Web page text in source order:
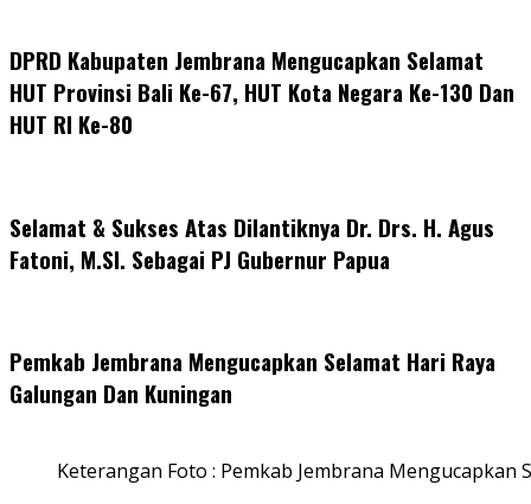
DPRD Kabupaten Jembrana Mengucapkan Selamat
HUT Provinsi Bali Ke-67, HUT Kota Negara Ke-130 Dan
HUT RI Ke-80
Selamat & Sukses Atas Dilantiknya Dr. Drs. H. Agus
Fatoni, M.SI. Sebagai PJ Gubernur Papua
Pemkab Jembrana Mengucapkan Selamat Hari Raya
Galungan Dan Kuningan
Keterangan Foto : Pemkab Jembrana Mengucapkan